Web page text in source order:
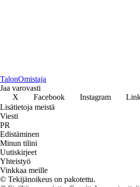
TalonOmistaja
Jaa varovasti
X
Facebook Instagram
Lisätietoja meistä
Viesti
PR
Edistäminen
Minun tilini
Uutiskirjeet
Yhteistyö
Vinkkaa meille
© Tekijänoikeus on pakotettu.